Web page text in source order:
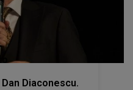
Diaconescu.